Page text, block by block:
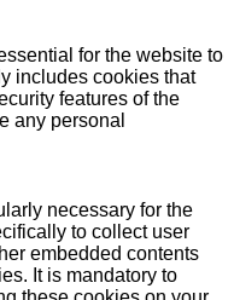
for the website to
includes cookies that
features of the
any personal
necessary for the
to collect user
embedded contents
It is mandatory to